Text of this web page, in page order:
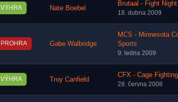
VÝHRA Nate Boebel
Brutaal - Fight Night
18. dubna 2009
PROHRA Gabe Walbridge
MCS - Minnesota
Sports
9. ledna 2009
VÝHRA Troy Canfield
CFX - Cage
28. června 2008